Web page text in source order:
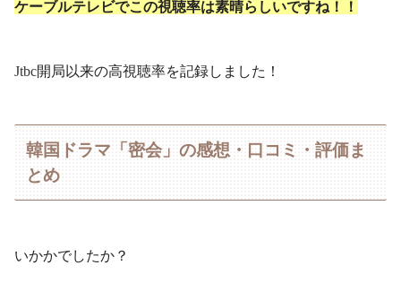
ケーブルテレビでこの視聴率は素晴らしいですね ！！
Jtbc開局以来の高視聴率を記録しました！
韓国ドラマ「密会」の感想・口コミ・評価ま
とめ
いかかでしたか？